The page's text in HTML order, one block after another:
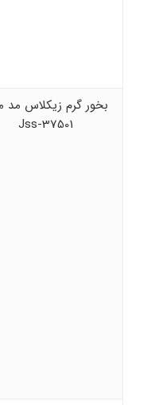
بخور گرم زیکلاس مد
Jss-37501